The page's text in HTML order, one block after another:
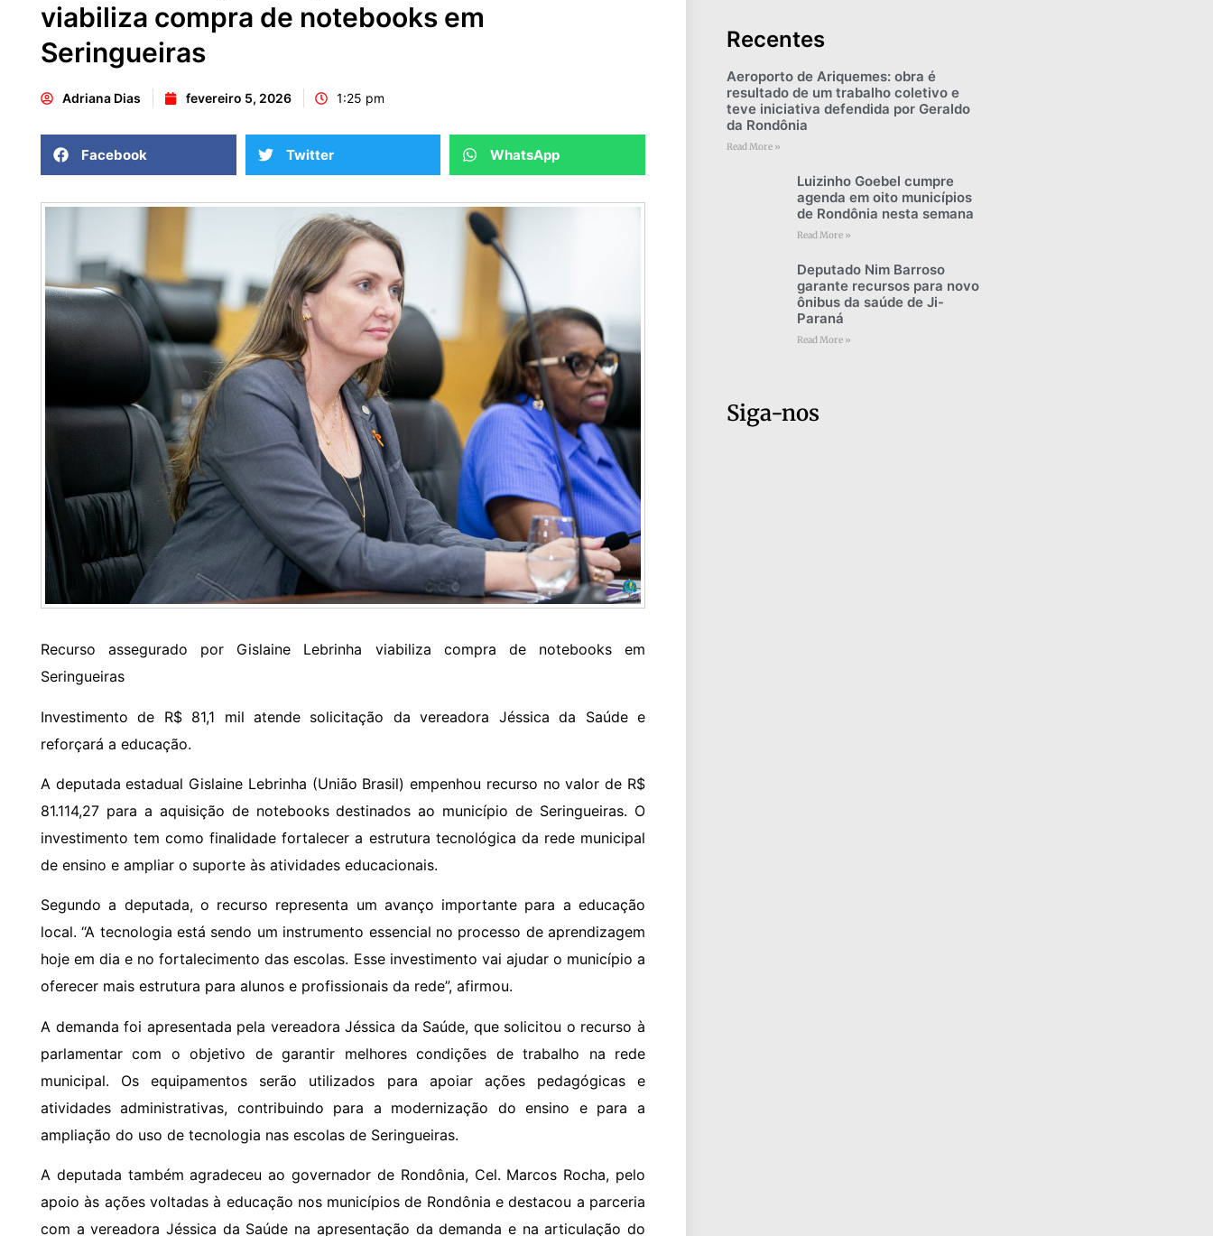
viabiliza compra de notebooks em
Seringueiras
Adriana Dias fevereiro 5, 2026 1:25 pm
Facebook Twitter WhatsApp
Recurso assegurado por Gislaine Lebrinha viabiliza compra de notebooks em
Seringueiras
Investimento de R$ 81,1 mil atende solicitação da vereadora Jéssica da Saúde e
reforçará a educação.
A deputada estadual Gislaine Lebrinha (União Brasil) empenhou recurso no valor de R$
81.114,27 para a aquisição de notebooks destinados ao município de Seringueiras. O
investimento tem como finalidade fortalecer a estrutura tecnológica da rede municipal
de ensino e ampliar o suporte às atividades educacionais.
Segundo a deputada, o recurso representa um avanço importante para a educação
local. “A tecnologia está sendo um instrumento essencial no processo de aprendizagem
hoje em dia e no fortalecimento das escolas. Esse investimento vai ajudar o município a
oferecer mais estrutura para alunos e profissionais da rede”, afirmou.
A demanda foi apresentada pela vereadora Jéssica da Saúde, que solicitou o recurso à
parlamentar com o objetivo de garantir melhores condições de trabalho na rede
municipal. Os equipamentos serão utilizados para apoiar ações pedagógicas e
atividades administrativas, contribuindo para a modernização do ensino e para a
ampliação do uso de tecnologia nas escolas de Seringueiras.
A deputada também agradeceu ao governador de Rondônia, Cel. Marcos Rocha, pelo
apoio às ações voltadas à educação nos municípios de Rondônia e destacou a parceria
com a vereadora Jéssica da Saúde na apresentação da demanda e na articulação do
Recentes
Aeroporto de Ariquemes: obra é
resultado de um trabalho coletivo e
teve iniciativa defendida por Geraldo
da Rondônia
Read More »
Luizinho Goebel cumpre
agenda em oito municípios
de Rondônia nesta semana
Read More »
Deputado Nim Barroso
garante recursos para novo
ônibus da saúde de Ji-
Paraná
Read More »
Siga-nos